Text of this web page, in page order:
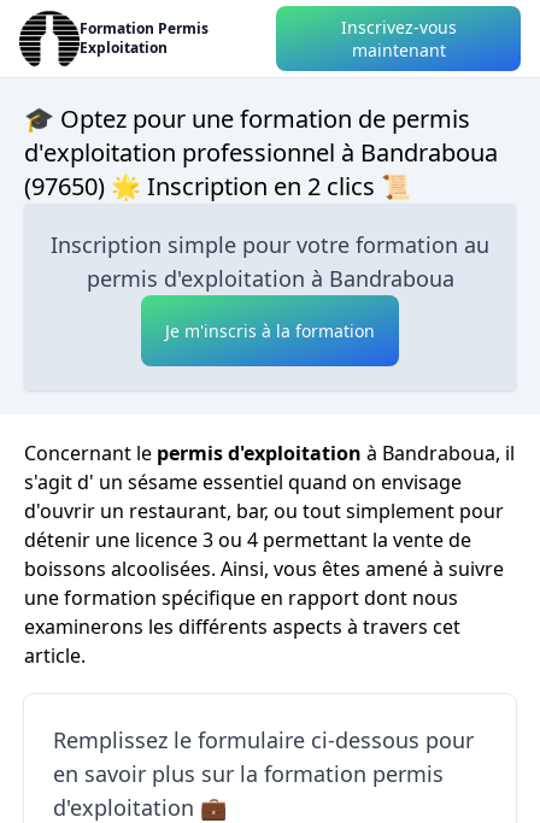
Formation Permis
Exploitation
Inscrivez-vous
maintenant
🎓 Optez pour une formation de permis
d'exploitation professionnel à Bandraboua
(97650) 🌟 Inscription en 2 clics 📜
Inscription simple pour votre formation au
permis d'exploitation à Bandraboua
Je m'inscris à la formation
Concernant le permis d'exploitation à Bandraboua, il
s'agit d' un sésame essentiel quand on envisage
d'ouvrir un restaurant, bar, ou tout simplement pour
détenir une licence 3 ou 4 permettant la vente de
boissons alcoolisées. Ainsi, vous êtes amené à suivre
une formation spécifique en rapport dont nous
examinerons les différents aspects à travers cet
article.
Remplissez le formulaire ci-dessous pour
en savoir plus sur la formation permis
d'exploitation 💼